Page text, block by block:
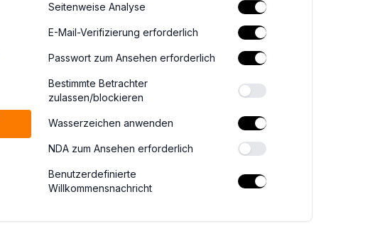
Seitenweise Analyse
E-Mail-Verifizierung erforderlich
Passwort zum Ansehen erforderlich
Bestimmte Betrachter
zulassen/blockieren
Wasserzeichen anwenden
NDA zum Ansehen erforderlich
Benutzerdefinierte
Willkommensnachricht